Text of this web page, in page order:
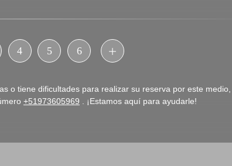
4 5 6
o tiene dificultades para realizar su reserva por este medio,
‪+51973605969‬ . ¡Estamos aquí para ayudarle!